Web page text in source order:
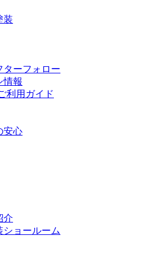
装
ターフォロー
情報
利用ガイド
安心
介
ショールーム